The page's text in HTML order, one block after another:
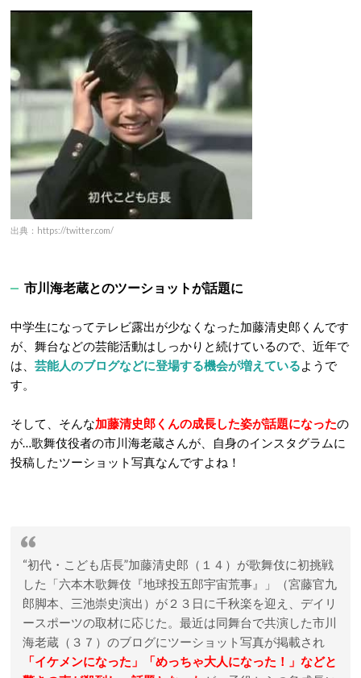
出典：https://twitter.com/
市川海老蔵とのツーショットが話題に
中学生になってテレビ露出が少なくなった加藤清史郎くんです
が、舞台などの芸能活動はしっかりと続けているので、近年で
は、 芸能人のブログなどに登場する機会が増えているようで
す。
そして、そんな加藤清史郎くんの成長した姿が話題になったの
が…歌舞伎役者の市川海老蔵さんが、自身のインスタグラムに
投稿したツーショット写真なんですよね！
“初代・こども店長”加藤清史郎（１４）が歌舞伎に初挑戦
した「六本木歌舞伎『地球投五郎宇宙荒事』」（宮藤官九
郎脚本、三池崇史演出）が２３日に千秋楽を迎え、デイリ
ースポーツの取材に応じた。最近は同舞台で共演した市川
海老蔵（３７）のブログにツーショット写真が掲載され
「イケメンになった」「めっちゃ大人になった！」などと